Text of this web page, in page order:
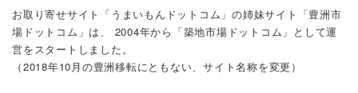
お取り寄せサイト「 うまいもんドットコム 」の姉妹サイト「豊洲市
場ドットコム 」は、 2004年から「築地市場ドットコム」として運
営をスタートしました。
（2018年10月の豊洲移転にともない、サイト名称を変更）